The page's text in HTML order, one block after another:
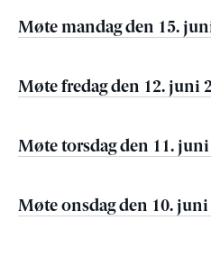
Møte mandag den 15.
Møte fredag den 12. juni
Møte torsdag den 11. juni
Møte onsdag den 10. juni